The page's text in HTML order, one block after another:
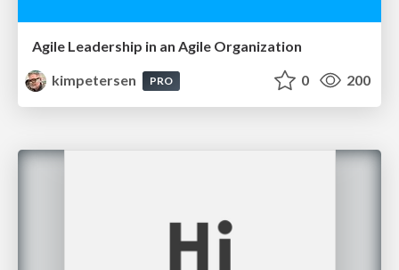
Agile Leadership in an Agile Organization
kimpetersen
PRO 0 200